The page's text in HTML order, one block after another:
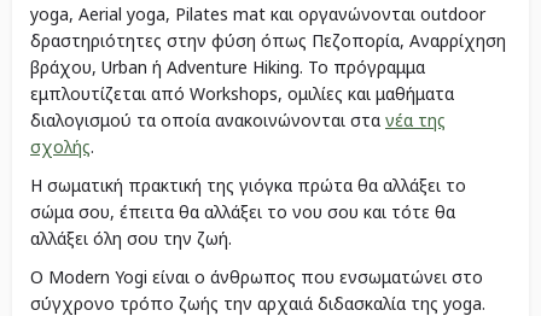
yoga, Aerial yoga, Pilates mat και οργανώνονται outdoor
δραστηριότητες στην φύση όπως Πεζοπορία, Αναρρίχηση
βράχου, Urban ή Adventure Hiking. Το πρόγραμμα
εμπλουτίζεται από Workshops, ομιλίες και μαθήματα
διαλογισμού τα οποία ανακοινώνονται στα νέα της
σχολής.
Η σωματική πρακτική της γιόγκα πρώτα θα αλλάξει το
σώμα σου, έπειτα θα αλλάξει το νου σου και τότε θα
αλλάξει όλη σου την ζωή.
Ο Modern Yogi είναι ο άνθρωπος που ενσωματώνει στο
σύγχρονο τρόπο ζωής την αρχαιά διδασκαλία της yoga.